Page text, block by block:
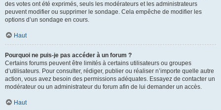
des votes ont été exprimés, seuls les modérateurs et les administrateurs
peuvent modifier ou supprimer le sondage. Cela empêche de modifier les
options d’un sondage en cours.
Haut
Pourquoi ne puis-je pas accéder à un forum ?
Certains forums peuvent être limités à certains utilisateurs ou groupes
d’utilisateurs. Pour consulter, rédiger, publier ou réaliser n’importe quelle autre
action, vous avez besoin des permissions adéquates. Essayez de contacter un
modérateur ou un administrateur du forum afin de lui demander un accès.
Haut